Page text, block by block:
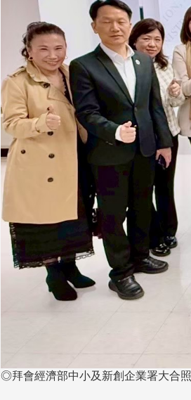
◎拜會經濟部中小及新創企業署大合照